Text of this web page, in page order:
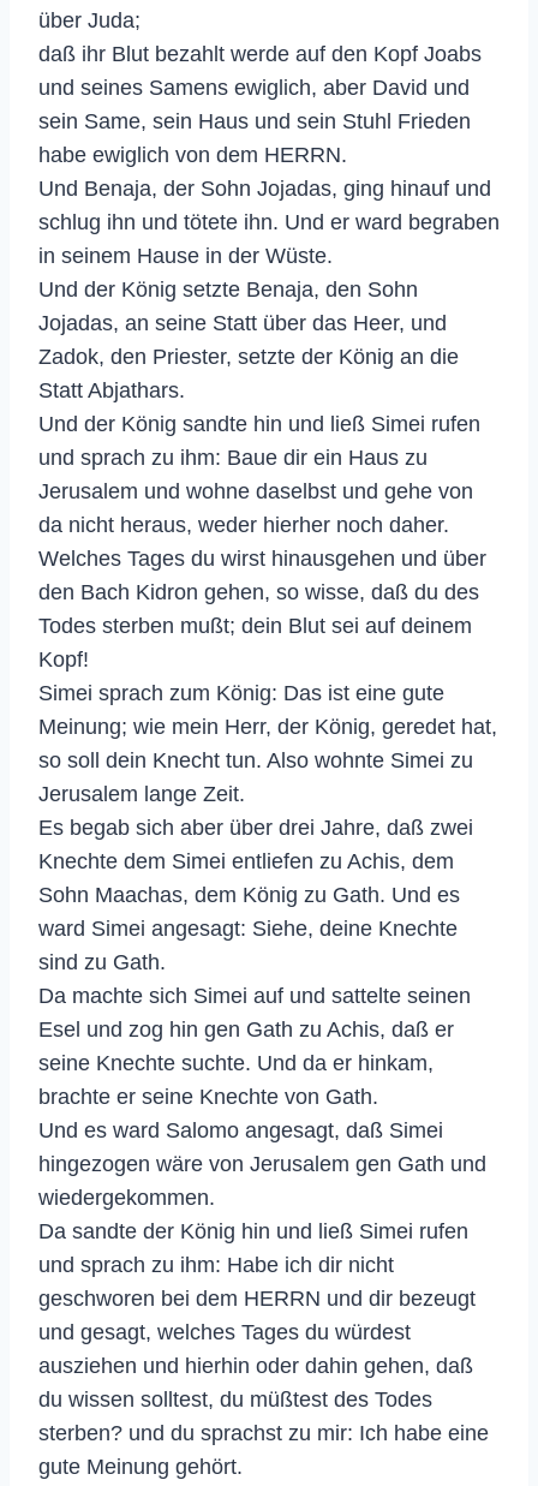
über Juda;
daß ihr Blut bezahlt werde auf den Kopf Joabs
und seines Samens ewiglich, aber David und
sein Same, sein Haus und sein Stuhl Frieden
habe ewiglich von dem HERRN.
Und Benaja, der Sohn Jojadas, ging hinauf und
schlug ihn und tötete ihn. Und er ward begraben
in seinem Hause in der Wüste.
Und der König setzte Benaja, den Sohn
Jojadas, an seine Statt über das Heer, und
Zadok, den Priester, setzte der König an die
Statt Abjathars.
Und der König sandte hin und ließ Simei rufen
und sprach zu ihm: Baue dir ein Haus zu
Jerusalem und wohne daselbst und gehe von
da nicht heraus, weder hierher noch daher.
Welches Tages du wirst hinausgehen und über
den Bach Kidron gehen, so wisse, daß du des
Todes sterben mußt; dein Blut sei auf deinem
Kopf!
Simei sprach zum König: Das ist eine gute
Meinung; wie mein Herr, der König, geredet hat,
so soll dein Knecht tun. Also wohnte Simei zu
Jerusalem lange Zeit.
Es begab sich aber über drei Jahre, daß zwei
Knechte dem Simei entliefen zu Achis, dem
Sohn Maachas, dem König zu Gath. Und es
ward Simei angesagt: Siehe, deine Knechte
sind zu Gath.
Da machte sich Simei auf und sattelte seinen
Esel und zog hin gen Gath zu Achis, daß er
seine Knechte suchte. Und da er hinkam,
brachte er seine Knechte von Gath.
Und es ward Salomo angesagt, daß Simei
hingezogen wäre von Jerusalem gen Gath und
wiedergekommen.
Da sandte der König hin und ließ Simei rufen
und sprach zu ihm: Habe ich dir nicht
geschworen bei dem HERRN und dir bezeugt
und gesagt, welches Tages du würdest
ausziehen und hierhin oder dahin gehen, daß
du wissen solltest, du müßtest des Todes
sterben? und du sprachst zu mir: Ich habe eine
gute Meinung gehört.